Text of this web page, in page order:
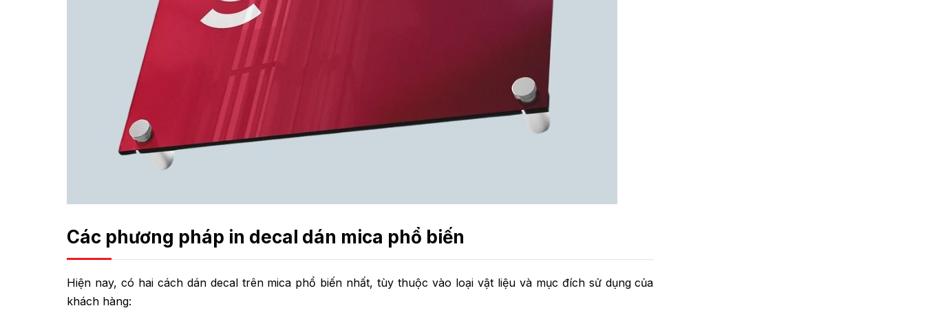
Các phương pháp in decal dán mica phổ biến
Hiện nay, có hai cách dán decal trên mica phổ biến nhất, tùy thuộc vào loại vật liệu và mục đích sử dụng của
khách hàng: